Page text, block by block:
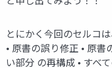
とにかく今回のセルコは
• 原書の誤り修正 • 原書
い部分 の再構成 • すべ